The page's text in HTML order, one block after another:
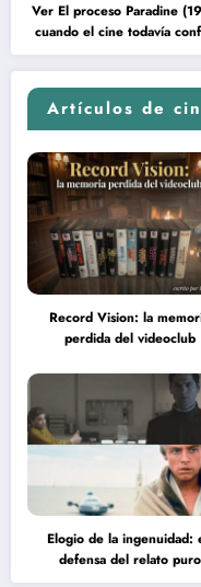
Ver El proceso Paradine
cuando el cine todavía
en la inteligencia del
Artículos de
Record Vision: la
perdida del videoclub
Elogio de la ingenuidad:
defensa del relato puro